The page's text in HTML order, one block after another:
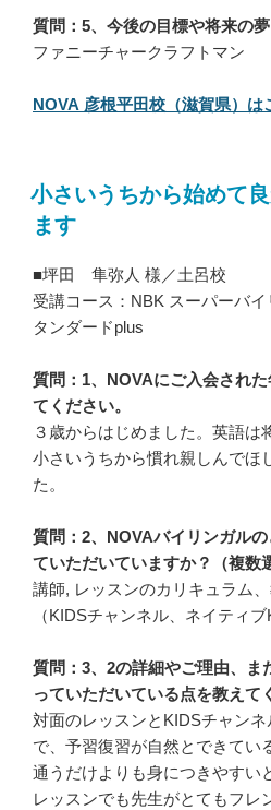
質問：5、今後の目標や将来の
ファニーチャークラフトマン
NOVA 彦根平田校（滋賀県）は
小さいうちから始めて
ます
■坪田 隼弥人 様／土呂校
受講コース：NBK スーパーバ
タンダードplus
質問：1、NOVAにご入会され
てください。
３歳からはじめました。英語は
小さいうちから慣れ親しんでほ
た。
質問：2、NOVAバイリンガル
ていただいていますか？（複数
講師, レッスンのカリキュラム
（KIDSチャンネル、ネイティブ
質問：3、2の詳細やご理由、ま
っていただいている点を教えて
対面のレッスンとKIDSチャン
で、予習復習が自然とできてい
通うだけよりも身につきやすい
レッスンでも先生がとてもフレ